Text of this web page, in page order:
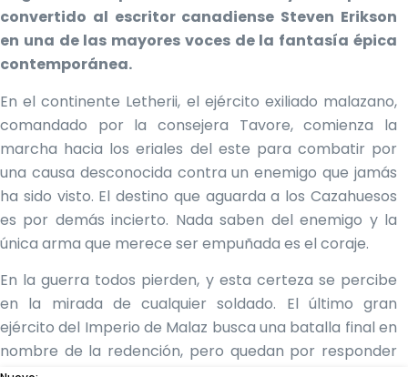
convertido al escritor canadiense Steven Erikson
en una de las mayores voces de la fantasía épica
contemporánea.
En el continente Letherii, el ejército exiliado malazano,
comandado por la consejera Tavore, comienza la
marcha hacia los eriales del este para combatir por
una causa desconocida contra un enemigo que jamás
ha sido visto. El destino que aguarda a los Cazahuesos
es por demás incierto. Nada saben del enemigo y la
única arma que merece ser empuñada es el coraje.
En la guerra todos pierden, y esta certeza se percibe
en la mirada de cualquier soldado. El último gran
ejército del Imperio de Malaz busca una batalla final en
nombre de la redención, pero quedan por responder